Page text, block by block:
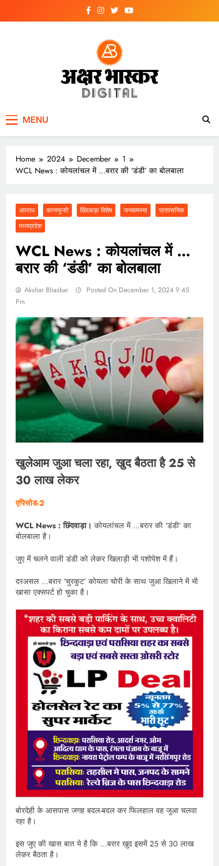
MENU
Home 2024 December
1
WCL News : कोयलांचल में …बरार की ‘डंडी’ का बोलबाला
अपराध कानाफूसी छिंदवाड़ा विशेष जनसमस्या
प्रशासनिक
मध्यप्रदेश
WCL News : कोयलांचल में …
बरार की ‘डंडी’ का बोलबाला
Akshar Bhaskar
Posted On December 1, 2024 9:45
Pm
खुलेआम जुआ चला रहा, खुद बैठता है 25 से
30 लाख लेकर
एपिसोड-2
WCL News : छिंदवाड़ा। कोयलांचल में …बरार की ‘डंडी’ का
बोलबाला है।
जुए में चलने वाली डंडी को लेकर खिलाड़ी भी पशोपेश में हैं।
दरअसल …बरार ‘चुरकुट’ कोयला चोरी के साथ जुआ खिलाने में भी
खासा एक्सपर्ट हो चुका है।
बोरदेही के आसपास जगह बदल-बदल कर फिलहाल वह जुआ चलवा
रहा है।
इस जुए की खास बात ये है कि …बरार खुद इसमें 25 से 30 लाख
लेकर बैठता है।